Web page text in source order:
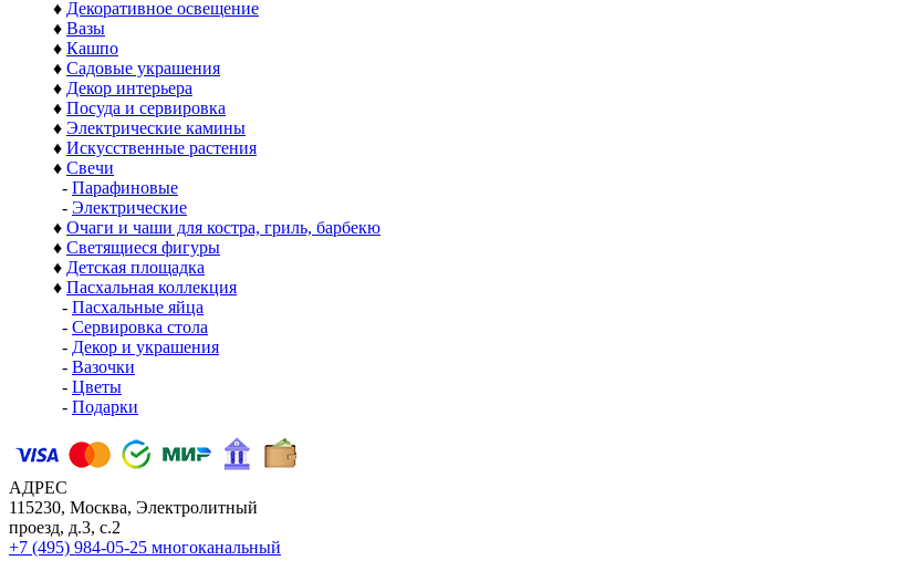
♦ Декоративное освещение
♦ Вазы
♦ Кашпо
♦ Садовые украшения
♦ Декор интерьера
♦ Посуда и сервировка
♦ Электрические камины
♦ Искусственные растения
♦ Свечи
- Парафиновые
- Электрические
♦ Очаги и чаши для костра, гриль, барбекю
♦ Светящиеся фигуры
♦ Детская площадка
♦ Пасхальная коллекция
- Пасхальные яйца
- Сервировка стола
- Декор и украшения
- Вазочки
- Цветы
- Подарки
АДРЕС
115230, Москва, Электролитный
проезд, д.3, с.2
+7 (495) 984-05-25 многоканальный